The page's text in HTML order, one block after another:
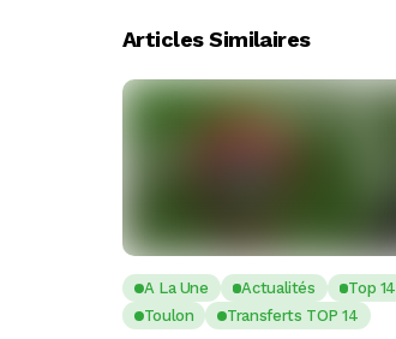
Articles Similaires
A La Une Actualités
Top 14
Toulon
Transferts TOP 14